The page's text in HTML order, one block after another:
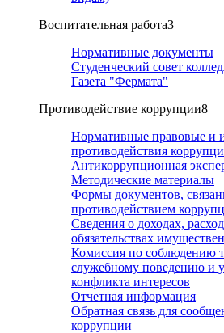
Воспитательная работа3
Нормативные документы
Студенческий совет
Газета "Фермата"
Противодействие коррупции8
Нормативные правовые и
противодействия
Антикоррупционная
Методические материалы
Формы документов,
противодействием
Сведения о доходах,
обязательствах
Комиссия по соблюдению
служебному поведению и
конфликта интересов
Отчетная информация
Обратная связь для
коррупции